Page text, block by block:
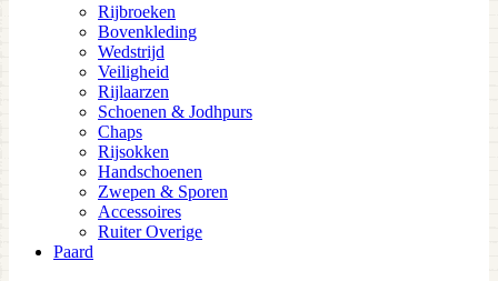
Rijbroeken
Bovenkleding
Wedstrijd
Veiligheid
Rijlaarzen
Schoenen & Jodhpurs
Chaps
Rijsokken
Handschoenen
Zwepen & Sporen
Accessoires
Ruiter Overige
Paard